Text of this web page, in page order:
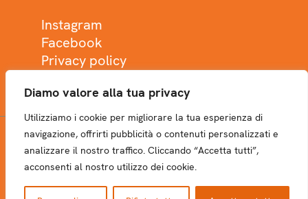
Diamo valore alla tua privacy
Utilizziamo i cookie per migliorare la tua esperienza di
navigazione, offrirti pubblicità o contenuti personalizzati e
analizzare il nostro traffico. Cliccando “Accetta tutti”,
acconsenti al nostro utilizzo dei cookie.
Instagram
Facebook
Privacy policy
NEWSLETTER